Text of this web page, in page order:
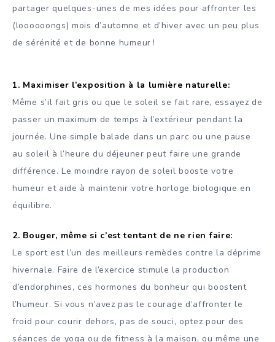
partager quelques-unes de mes idées pour affronter les
(loooooongs) mois d’automne et d’hiver avec un peu plus
de sérénité et de bonne humeur !
1. Maximiser l’exposition à la lumière naturelle:
Même s’il fait gris ou que le soleil se fait rare, essayez de
passer un maximum de temps à l’extérieur pendant la
journée. Une simple balade dans un parc ou une pause
au soleil à l’heure du déjeuner peut faire une grande
différence. Le moindre rayon de soleil booste votre
humeur et aide à maintenir votre horloge biologique en
équilibre.
2. Bouger, même si c’est tentant de ne rien faire:
Le sport est l’un des meilleurs remèdes contre la déprime
hivernale. Faire de l’exercice stimule la production
d’endorphines, ces hormones du bonheur qui boostent
l’humeur. Si vous n’avez pas le courage d’affronter le
froid pour courir dehors, pas de souci, optez pour des
séances de yoga ou de fitness à la maison, ou même une